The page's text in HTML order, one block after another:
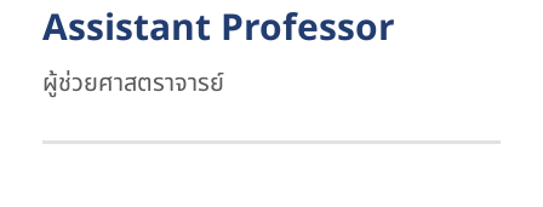
Assistant Professor
ผู้ช่วยศาสตราจารย์